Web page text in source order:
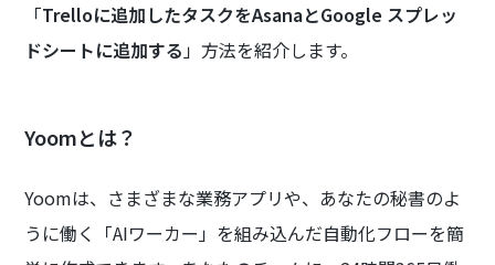
「Trelloに追加したタスクをAsanaとGoogle スプレッ
ドシートに追加する」方法を紹介します。
Yoomとは？
Yoomは、さまざまな業務アプリや、あなたの秘書のよ
うに働く「AIワーカー」を組み込んだ自動化フローを簡